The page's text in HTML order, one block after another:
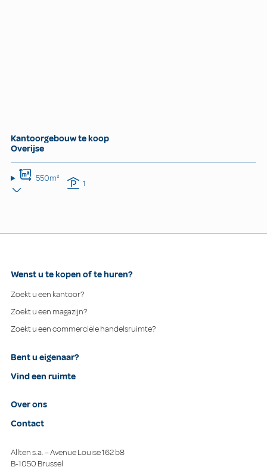
Kantoorgebouw te koop
Overijse
550m² 1
Wenst u te kopen of te huren?
Zoekt u een kantoor?
Zoekt u een magazijn?
Zoekt u een commerciële handelsruimte?
Bent u eigenaar?
Vind een ruimte
Over ons
Contact
Allten s.a. – Avenue Louise 162 b8
B-1050 Brussel